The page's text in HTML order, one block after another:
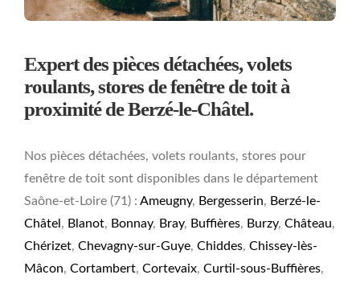
Expert des pièces détachées, volets
roulants, stores de fenêtre de toit à
proximité de Berzé-le-Châtel.
Nos pièces détachées, volets roulants, stores pour
fenêtre de toit sont disponibles dans le département
Saône-et-Loire (71) : Ameugny, Bergesserin, Berzé-le-
Châtel , Blanot, Bonnay, Bray, Buffières, Burzy, Château,
Chérizet, Chevagny-sur-Guye, Chiddes, Chissey-lès-
Mâcon, Cortambert, Cortevaix, Curtil-sous-Buffières,